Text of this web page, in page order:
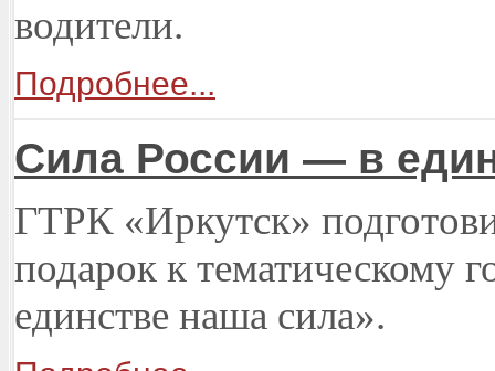
водители.
Подробнее...
Сила России — в
ГТРК «Иркутск»
подарок к тематическому
единстве наша сила».